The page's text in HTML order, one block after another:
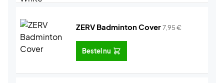
ZERV Badminton Cover7,95€
Bestel nu